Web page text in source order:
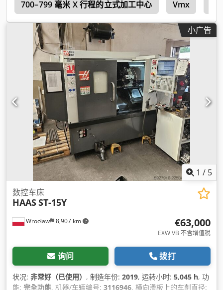
700–799 毫米 X 行程的立式加工中心 Vmx
小广告
1 / 5
Wrocław 8,907 km
数控车床
HAASST-15Y
€63,000
EXW VB 不含增值税
询问 拨打
状况: 非常好（已使用） , 制造年份: 2019, 运转小时: 5,045 h, 功
能: 完全功能, 机器/车辆编号: 3116946, 横向滑板上的车削直径: